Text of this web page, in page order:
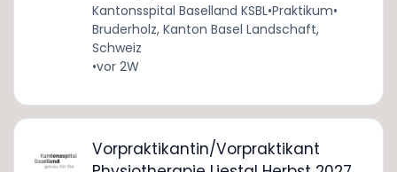
Kantonsspital Baselland KSBL•Praktikum•
Bruderholz, Kanton Basel Landschaft,
Schweiz
•vor 2W
Vorpraktikantin/Vorpraktikant